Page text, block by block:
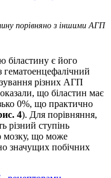
порівняно з іншими АГП
біластину є його
гемато­енцефалічний
різних АГП
що біластин має
0%, що практично
4). Для порівняння,
різний ступінь
мозку, що може
значущих побічних